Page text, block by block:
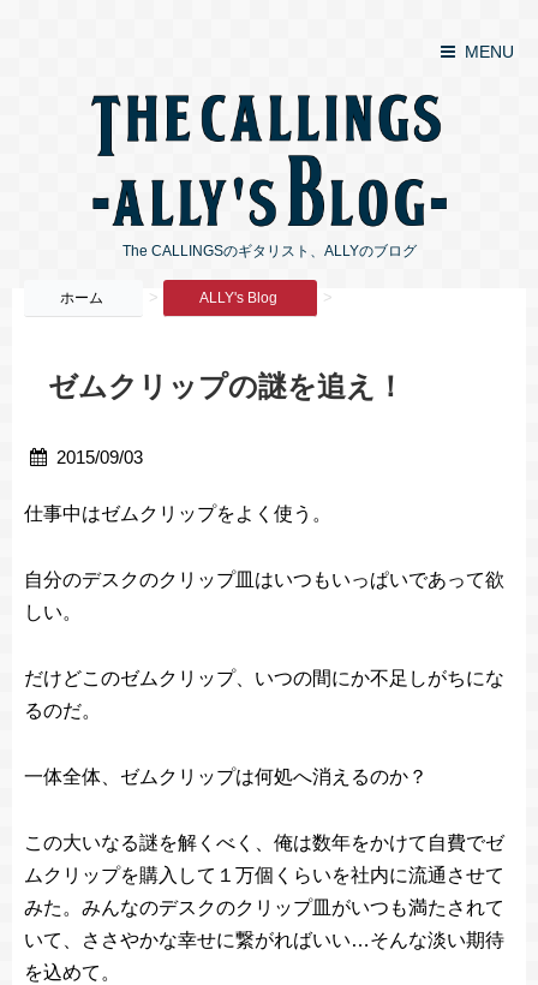
MENU
The CALLINGSのギタリスト、ALLYのブログ
ホーム > ALLY's Blog >
ゼムクリップの謎を追え！
2015/09/03
仕事中はゼムクリップをよく使う。
自分のデスクのクリップ皿はいつもいっぱいであって欲
しい。
だけどこのゼムクリップ、いつの間にか不足しがちにな
るのだ。
一体全体、ゼムクリップは何処へ消えるのか？
この大いなる謎を解くべく、俺は数年をかけて自費でゼ
ムクリップを購入して１万個くらいを社内に流通させて
みた。みんなのデスクのクリップ皿がいつも満たされて
いて、ささやかな幸せに繋がればいい…そんな淡い期待
を込めて。